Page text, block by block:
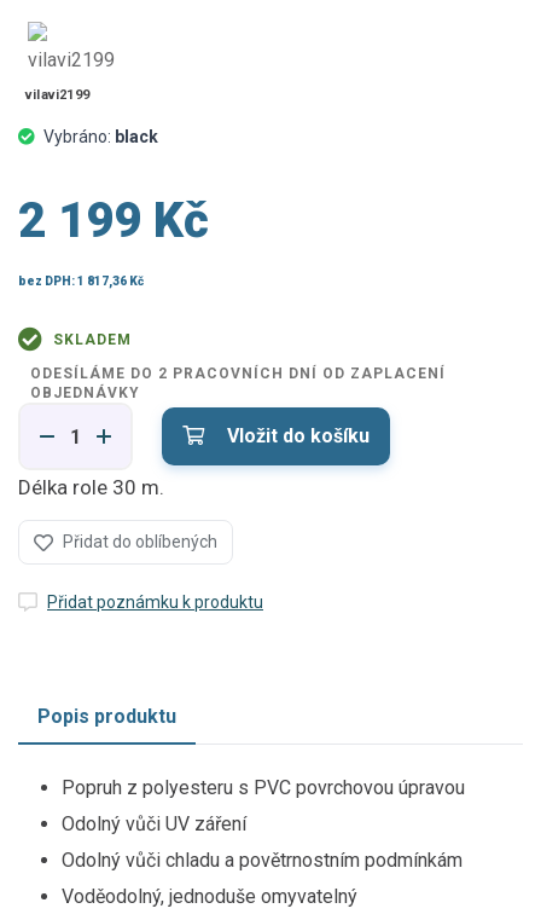
vilavi2199
Vybráno: black
Délka role 30 m.
2 199 Kč
bez DPH:1 817,36 Kč
Vložit do košíku
Přidat do oblíbených
Přidat poznámku k produktu
SKLADEM
ODESÍLÁME DO 2 PRACOVNÍCH DNÍ OD ZAPLACENÍ
OBJEDNÁVKY
Popis produktu
Popruh z polyesteru s PVC povrchovou úpravou
Odolný vůči UV záření
Odolný vůči chladu a povětrnostním podmínkám
Voděodolný, jednoduše omyvatelný